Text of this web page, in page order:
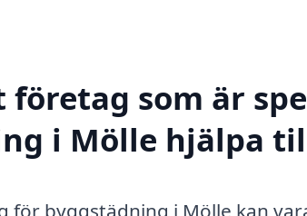
företag som är
i Mölle hjälpa
för byggstädning i Mölle kan